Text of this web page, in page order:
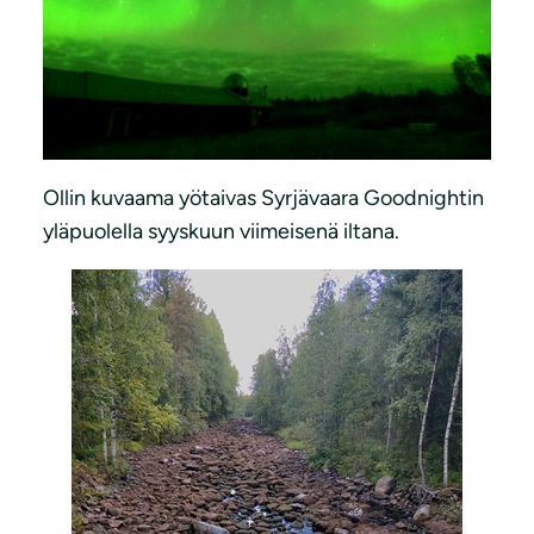
Ollin kuvaama yötaivas Syrjävaara Goodnightin
yläpuolella syyskuun viimeisenä iltana.